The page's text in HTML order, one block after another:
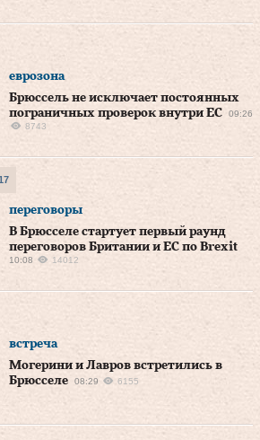
еврозона
Брюссель не исключает постоянных
пограничных проверок внутри ЕС
09:26
8743
переговоры
В Брюсселе стартует первый раунд
переговоров Британии и ЕС по Brexit
10:08 14012
встреча
Могерини и Лавров встретились в
Брюсселе
08:29 6155